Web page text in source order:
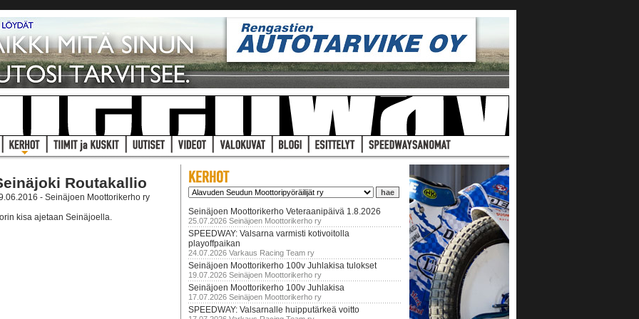
Routakallio
- Seinäjoen Moottorikerho ry
kisa ajetaan Seinäjoella.
Seinäjoen Moottorikerho Veteraanipäivä 1.8.2026
25.07.2026 Seinäjoen Moottorikerho ry
SPEEDWAY: Valsarna varmisti kotivoitolla
playoffpaikan
24.07.2026 Varkaus Racing Team ry
Seinäjoen Moottorikerho 100v Juhlakisa tulokset
19.07.2026 Seinäjoen Moottorikerho ry
Seinäjoen Moottorikerho 100v Juhlakisa
17.07.2026 Seinäjoen Moottorikerho ry
SPEEDWAY: Valsarnalle huipputärkeä voitto